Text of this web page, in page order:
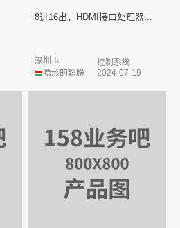
8进16出，HDMI接口处理器...
隐形的翅膀
深圳市
控制系统
2024-07-19